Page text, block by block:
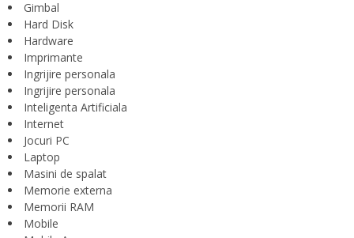
Gimbal
Hard Disk
Hardware
Imprimante
Ingrijire personala
Ingrijire personala
Inteligenta Artificiala
Internet
Jocuri PC
Laptop
Masini de spalat
Memorie externa
Memorii RAM
Mobile